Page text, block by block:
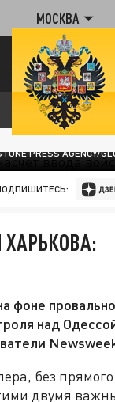
МОСКВА
PRESS AGENCY/
фоне
над
без прямого
двумя